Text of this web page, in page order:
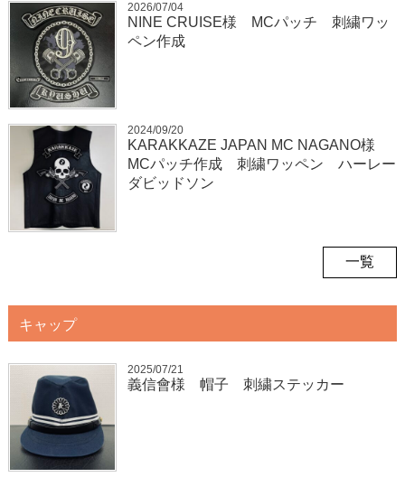
2026/07/04
NINE CRUISE様 MCパッチ 刺繍ワッ
ペン作成
2024/09/20
KARAKKAZE JAPAN MC NAGANO様
MCパッチ作成 刺繍ワッペン ハーレー
ダビッドソン
一覧
キャップ
2025/07/21
義信會様 帽子 刺繍ステッカー